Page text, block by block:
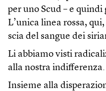
per uno Scud – e
L’unica linea rossa,
scia del sangue dei
Li abbiamo visti
alla nostra indifferenza.
Insieme alla